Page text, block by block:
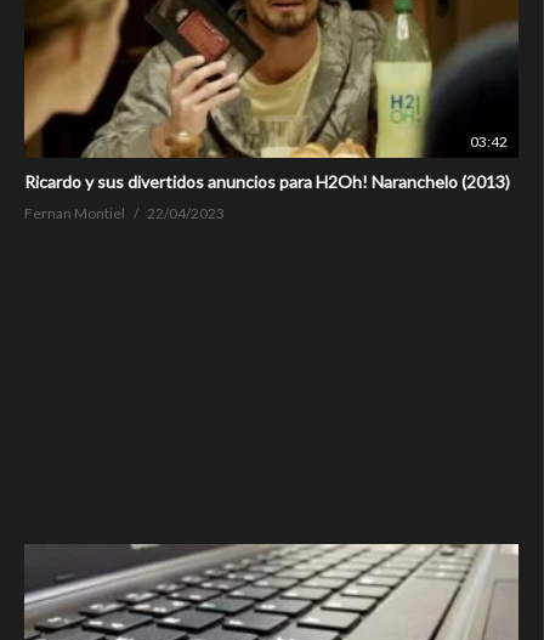
03:42
Ricardo y sus divertidos anuncios para H2Oh! Naranchelo (2013)
Fernan Montiel 22/04/2023